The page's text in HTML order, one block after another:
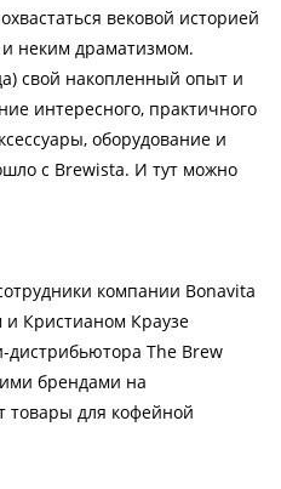
вековой историей
неким драматизмом.
свой накопленный опыт и
интересного, практичного
оборудование и
с Brewista. И тут можно
компании Bonavita
и Кристианом Краузе
дистрибьютора The Brew
брендами на
товары для кофейной